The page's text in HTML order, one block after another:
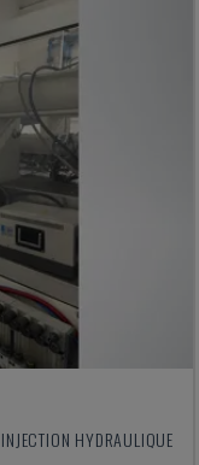
HYDRAULIQUE